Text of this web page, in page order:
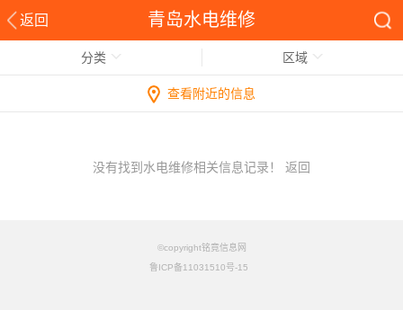
返回 青岛水电维修
分类 区域
查看附近的信息
没有找到水电维修相关信息记录！ 返回
©copyright铭竟信息网
鲁ICP备11031510号-15